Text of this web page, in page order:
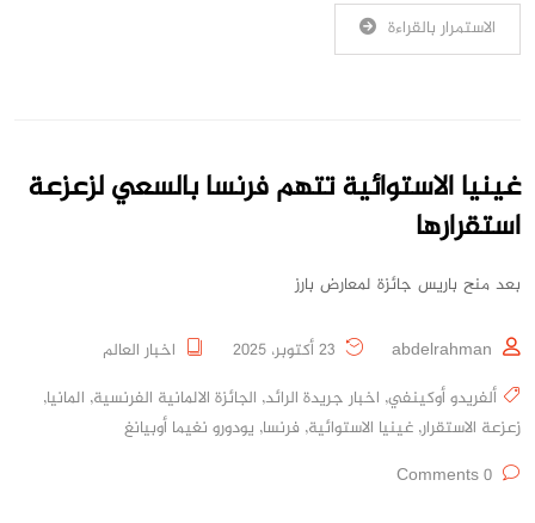
الاستمرار بالقراءة
غينيا الاستوائية تتهم فرنسا بالسعي لزعزعة
استقرارها
بعد منح باريس جائزة لمعارض بارز
abdelrahman
اخبار العالم
ألفريدو أوكينفي, اخبار جريدة الرائد, الجائزة الالمانية الفرنسية, المانيا,
زعزعة الاستقرار, غينيا الاستوائية, فرنسا, يودورو نغيما أوبيانغ